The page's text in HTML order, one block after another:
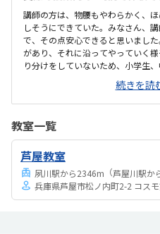
講師の方は、物腰もやわらかく、
しそうにできていた。みなさん、
で、その点安心できると思いまし
があり、それに沿ってやっていく
り分けをしていないため、小学生
だった。（作業自体は、一人でや
です。夕方だったため、仕事帰り
た。安全面も特に問題なさそうで
コマの教室に、８～10人ほど座席
を履き替えて、スリッパをはくよ
能とのこと。また、振替もできる
ラミング教室自体が他の習い事に比
続きを読
教室一覧
芦屋教室
夙川駅から2346m （芦屋川駅か
兵庫県芦屋市松ノ内町2-2 コス